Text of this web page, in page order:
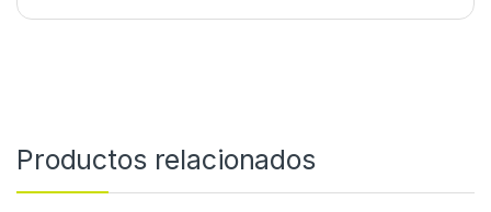
Productos relacionados